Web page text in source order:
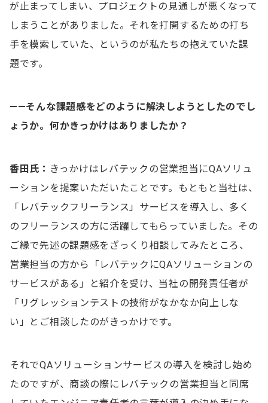
が止まってしまい、プロジェクトの見通しが悪くなって
しまうことがありました。それを打開するための打ち
手を模索していた、というのが私たちの抱えていた課
題です。
——そんな課題感をどのように解決しようとしたのでし
ょうか。何かきっかけはありましたか？
香田氏： きっかけはレバテックの営業担当にQAソリュ
ーションを提案いただいたことです。もともと当社は、
「レバテックフリーランス」サービスを導入し、多く
のフリーランスの方に活躍してもらっていました。その
ご縁で先述の課題感をざっくり相談してみたところ、
営業担当の方から「レバテックにQAソリューションの
サービスがある」と紹介を受け、当社の開発責任者が
「リグレッションテストの技術がなかなか向上しな
い」とご相談したのがきっかけです。
それでQAソリューションサービスの導入を検討し始め
たのですが、商談の際にレバテックの営業担当と同席